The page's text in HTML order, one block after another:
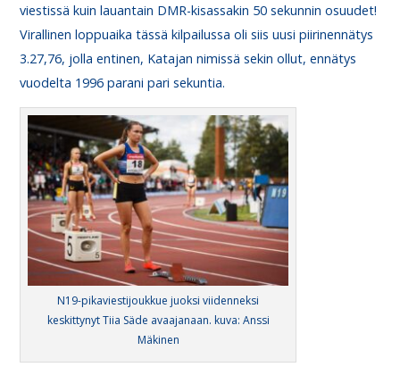
viestissä kuin lauantain DMR-kisassakin 50 sekunnin osuudet!
Virallinen loppuaika tässä kilpailussa oli siis uusi piirinennätys
3.27,76, jolla entinen, Katajan nimissä sekin ollut, ennätys
vuodelta 1996 parani pari sekuntia.
N19-pikaviestijoukkue juoksi viidenneksi
keskittynyt Tiia Säde avaajanaan. kuva: Anssi
Mäkinen